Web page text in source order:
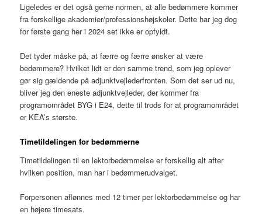
Ligeledes er det også gerne normen, at alle bedømmere kommer
fra forskellige akademier/professionshøjskoler. Dette har jeg dog
for første gang her i 2024 set ikke er opfyldt.
Det tyder måske på, at færre og færre ønsker at være
bedømmere? Hvilket lidt er den samme trend, som jeg oplever
gør sig gældende på adjunktvejlederfronten. Som det ser ud nu,
bliver jeg den eneste adjunktvejleder, der kommer fra
programområdet BYG i E24, dette til trods for at programområdet
er KEA’s største.
Timetildelingen for bedømmerne
Timetildelingen til en lektorbedømmelse er forskellig alt after
hvilken position, man har i bedømmerudvalget.
Forpersonen aflønnes med 12 timer per lektorbedømmelse og har
en højere timesats.